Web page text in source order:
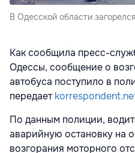
В Одесской области
Как сообщила пресс-
Одессы, сообщение о
автобуса поступило в
передает
По данным полиции,
аварийную остановку на
возгорания моторного